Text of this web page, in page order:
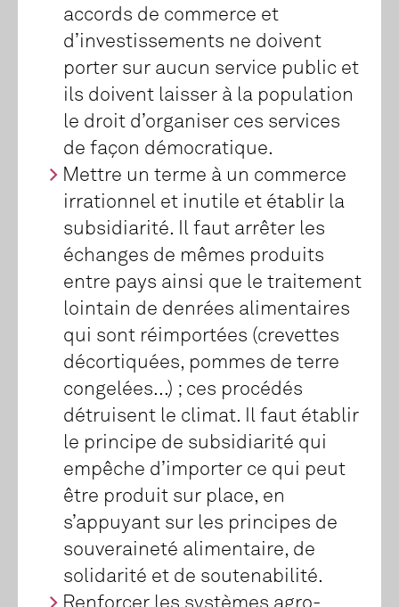
accords de commerce et
d’investissements ne doivent
porter sur aucun service public et
ils doivent laisser à la population
le droit d’organiser ces services
de façon démocratique.
Mettre un terme à un commerce
irrationnel et inutile et établir la
subsidiarité. Il faut arrêter les
échanges de mêmes produits
entre pays ainsi que le traitement
lointain de denrées alimentaires
qui sont réimportées (crevettes
décortiquées, pommes de terre
congelées...) ; ces procédés
détruisent le climat. Il faut établir
le principe de subsidiarité qui
empêche d’importer ce qui peut
être produit sur place, en
s’appuyant sur les principes de
souveraineté alimentaire, de
solidarité et de soutenabilité.